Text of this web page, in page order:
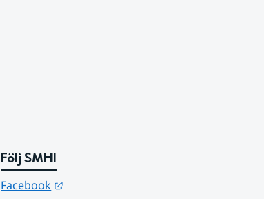
Följ SMHI
Facebook